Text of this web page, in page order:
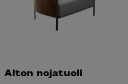
Alton nojatuoli